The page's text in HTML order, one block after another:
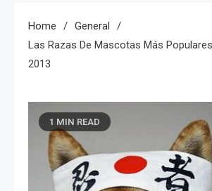
Home
General
Las Razas De Mascotas Más
2013
1 MIN READ